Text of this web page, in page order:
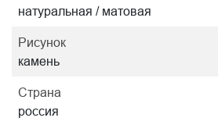
натуральная / матовая
Рисунок
камень
Страна
россия